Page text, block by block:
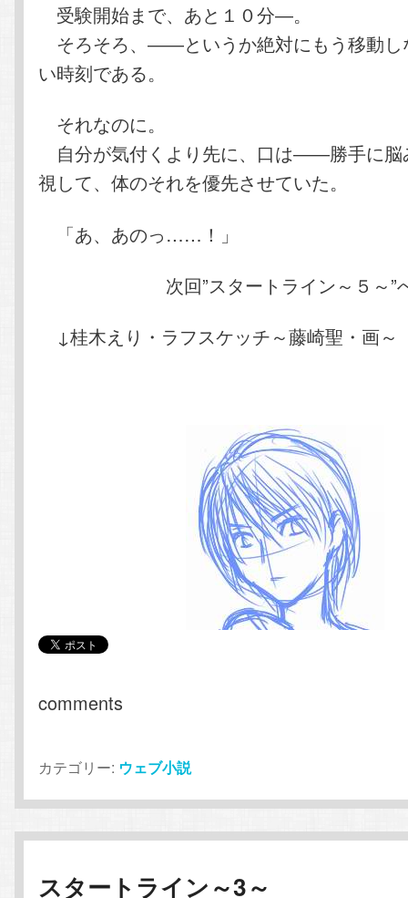
受験開始まで、あと１０分―。
そろそろ、――というか絶対にもう移動し
い時刻である。
それなのに。
自分が気付くより先に、口は――勝手に脳
視して、体のそれを優先させていた。
「あ、あのっ……！」
次回”スタートライン～５～”へ
↓桂木えり・ラフスケッチ～藤崎聖・画～
comments
カテゴリー: ウェブ小説
スタートライン～3～